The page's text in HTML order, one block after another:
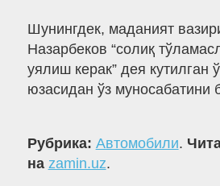
Шунингдек, маданият
Назарбеков “солиқ
уялиш керак” дея кутилган
юзасидан ўз муносабатини
Рубрика: Автомобили.
на zamin.uz.